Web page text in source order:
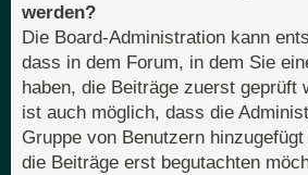
werden?
Die Board-Administration kann
dass in dem Forum, in dem Sie
haben, die Beiträge zuerst geprüft
ist auch möglich, dass die
Gruppe von Benutzern
die Beiträge erst begutachten